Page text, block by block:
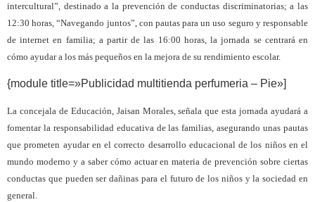
intercultural”, destinado a la prevención de conductas discriminatorias; a las
12:30 horas, “Navegando juntos”, con pautas para un uso seguro y responsable
de internet en familia; a partir de las 16:00 horas, la jornada se centrará en
cómo ayudar a los más pequeños en la mejora de su rendimiento escolar.
{module title=»Publicidad multitienda perfumeria – Pie»]
La concejala de Educación, Jaisan Morales, señala que esta jornada ayudará a
fomentar la responsabilidad educativa de las familias, asegurando unas pautas
que prometen ayudar en el correcto desarrollo educacional de los niños en el
mundo moderno y a saber cómo actuar en materia de prevención sobre ciertas
conductas que pueden ser dañinas para el futuro de los niños y la sociedad en
general.